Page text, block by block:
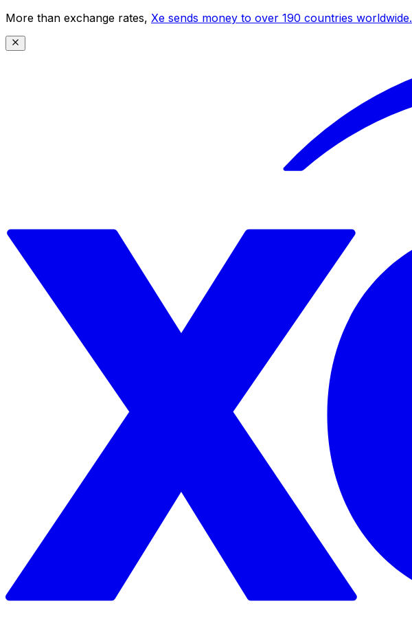
More than exchange rates, Xe sends money to over 190 countries worldwide.